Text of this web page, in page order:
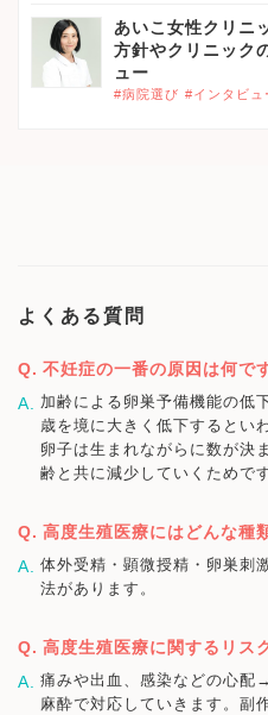
あいこ女性クリニ
方針やクリニック
ュー
#病院選び #インタビュ
よくある質問
不妊症の一番の原因は何で
加齢による卵巣予備機能の低
歳を境に大きく低下するとい
卵子は生まれながらに数が決
齢と共に減少していくためです
高度生殖医療にはどんな種
体外受精・顕微授精・卵巣刺
法があります。
高度生殖医療に関するリス
痛みや出血、感染などの心配
麻酔で対応していきます。副